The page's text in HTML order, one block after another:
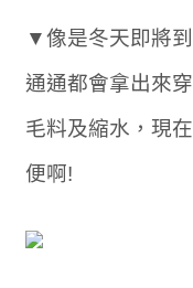
▼像是冬天即將
通通都會拿出來
毛料及縮水，現
便啊!